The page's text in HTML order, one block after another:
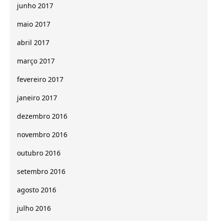
junho 2017
maio 2017
abril 2017
março 2017
fevereiro 2017
janeiro 2017
dezembro 2016
novembro 2016
outubro 2016
setembro 2016
agosto 2016
julho 2016